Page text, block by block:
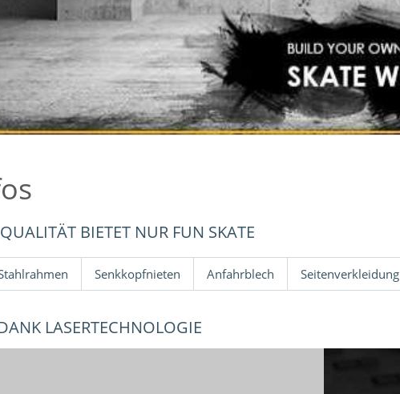
BIETET NUR FUN SKATE
Senkkopfnieten Anfahrblech Seitenverkleidung
LASERTECHNOLOGIE